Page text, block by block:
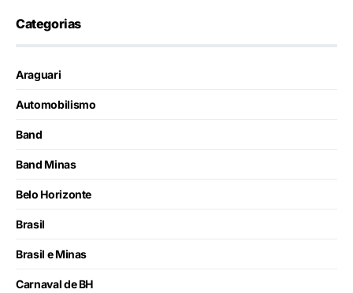
Categorias
Araguari
Automobilismo
Band
Band Minas
Belo Horizonte
Brasil
Brasil e Minas
Carnaval de BH